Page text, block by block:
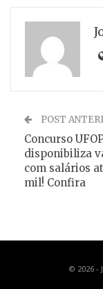
POST
Concurso
disponibiliza
com salários
mil! Confira
© 2026 -